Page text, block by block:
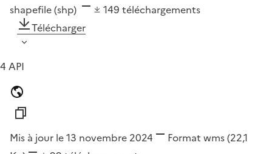
shapefile (shp)
149 téléchargements
Télécharger
4 API
Mis à jour le 13 novembre 2024 Format wms(22,1